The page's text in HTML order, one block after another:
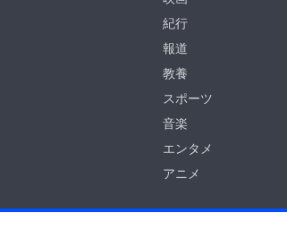
紀行
報道
教養
スポーツ
音楽
エンタメ
アニメ